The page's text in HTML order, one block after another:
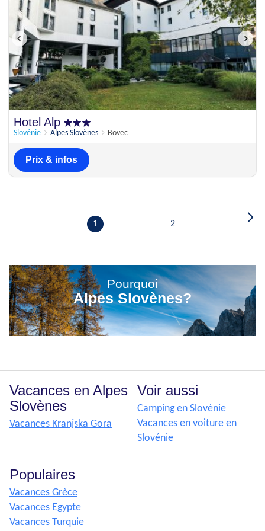
Hotel Alp
Slovénie Alpes Slovènes Bovec
Prix & infos
1 2
Pourquoi
Alpes Slovènes?
Vacances en Alpes
Slovènes
Vacances Kranjska Gora
Voir aussi
Camping en Slovénie
Vacances en voiture en
Slovénie
Populaires
Vacances Grèce
Vacances Egypte
Vacances Turquie